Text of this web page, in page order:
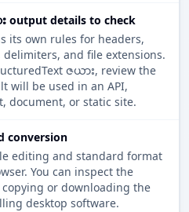
output details to check
its own rules for headers,
and file extensions.
ဇယား, review the
will be used in an API,
document, or static site.
conversion
editing and standard format
You can inspect the
or downloading the
desktop software.